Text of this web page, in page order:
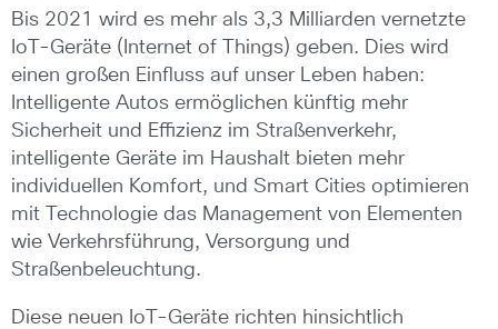
Bis 2021 wird es mehr als 3,3 Milliarden vernetzte
IoT-Geräte (Internet of Things) geben. Dies wird
einen großen Einfluss auf unser Leben haben:
Intelligente Autos ermöglichen künftig mehr
Sicherheit und Effizienz im Straßenverkehr,
intelligente Geräte im Haushalt bieten mehr
individuellen Komfort, und Smart Cities optimieren
mit Technologie das Management von Elementen
wie Verkehrsführung, Versorgung und
Straßenbeleuchtung.
Diese neuen IoT-Geräte richten hinsichtlich